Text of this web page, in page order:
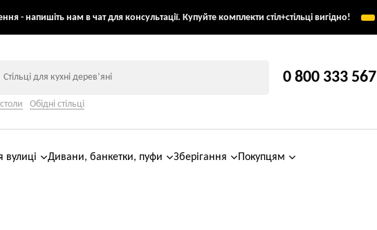
- напишіть нам в чат для консультації. Купуйте комплекти стіл+стільці вигідно!
Обідні стільці
0 800 333 567
вулиці Дивани, банкетки, пуфи Зберігання Покупцям